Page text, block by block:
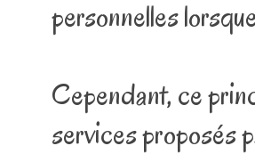
personnelles
Cependant, ce
services proposés